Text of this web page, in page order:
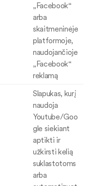
„Facebook“
arba
skaitmeninėje
platformoje,
naudojančioje
„Facebook“
reklamą
Slapukas, kurį
naudoja
Youtube/Goo
gle siekiant
aptikti ir
užkirsti kelią
suklastotoms
arba